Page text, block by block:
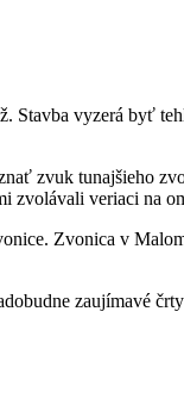
Stavba vyzerá byť
zvuk tunajšieho
zvolávali veriaci na
Zvonica v
zaujímavé